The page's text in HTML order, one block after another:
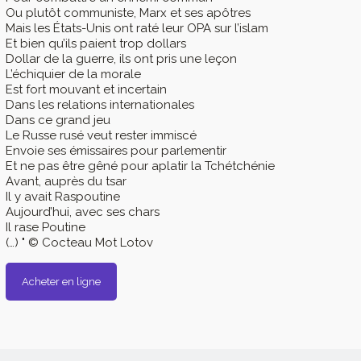
Ou plutôt communiste, Marx et ses apôtres
Mais les États-Unis ont raté leur OPA sur l’islam
Et bien qu’ils paient trop dollars
Dollar de la guerre, ils ont pris une leçon
L’échiquier de la morale
Est fort mouvant et incertain
Dans les relations internationales
Dans ce grand jeu
Le Russe rusé veut rester immiscé
Envoie ses émissaires pour parlementir
Et ne pas être gêné pour aplatir la Tchétchénie
Avant, auprès du tsar
Il y avait Raspoutine
Aujourd’hui, avec ses chars
Il rase Poutine
(…) " © Cocteau Mot Lotov
Acheter en ligne